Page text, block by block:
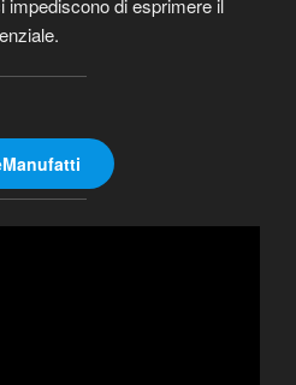
impediscono di esprimere il